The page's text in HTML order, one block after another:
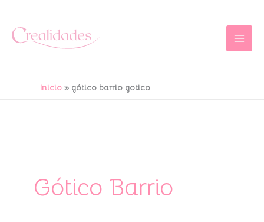
contenido
Inicio gótico barrio gotico
Gótico Barrio